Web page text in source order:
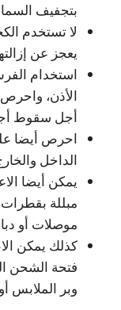
بتجفيف
لا تستخدم
يعجز عن
استخدام
الأذن،
أجل سقوط
احرص أيضا
الداخل
يمكن أيضا
مبللة
موصلات أو
كذلك يمكن
فتحة الشحن
وبر الملابس